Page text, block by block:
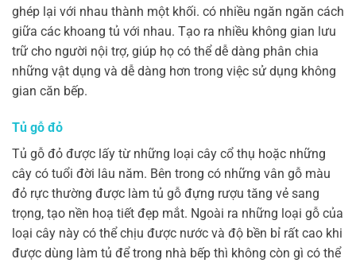
ghép lại với nhau thành một khối. có nhiều ngăn ngăn cách
giữa các khoang tủ với nhau. Tạo ra nhiều không gian lưu
trữ cho người nội trợ, giúp họ có thể dễ dàng phân chia
những vật dụng và dễ dàng hơn trong việc sử dụng không
gian căn bếp.
Tủ gỗ đỏ
Tủ gỗ đỏ được lấy từ những loại cây cổ thụ hoặc những
cây có tuổi đời lâu năm. Bên trong có những vân gỗ màu
đỏ rực thường được làm tủ gỗ đựng rượu tăng vẻ sang
trọng, tạo nền hoạ tiết đẹp mắt. Ngoài ra những loại gỗ của
loại cây này có thể chịu được nước và độ bền bỉ rất cao khi
được dùng làm tủ để trong nhà bếp thì không còn gì có thể